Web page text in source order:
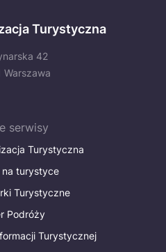
Turystyczna
42
Warszawa
serwisy
Turystyczna
na turystyce
Turystyczne
Podróży
Turystycznej